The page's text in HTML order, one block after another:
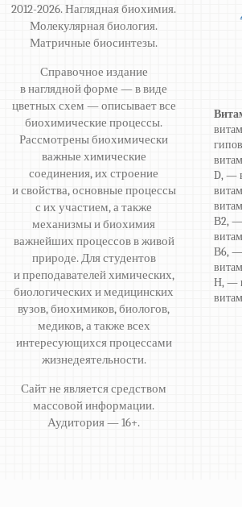
2012-2026. Наглядная биохимия.
Молекулярная биология.
Матричные биосинтезы.
Справочное издание
в наглядной форме — в виде
цветных схем — описывает все
биохимические процессы.
Рассмотрены биохимически
важные химические
соединения, их строение
и свойства, основные процессы
с их участием, а также
механизмы и биохимия
важнейших процессов в живой
природе. Для студентов
и преподавателей химических,
биологических и медицинских
вузов, биохимиков, биологов,
медиков, а также всех
интересующихся процессами
жизнедеятельности.
Сайт не является средством
массовой информации.
Аудитория — 16+.
D, —
В2,
В6,
Н, —